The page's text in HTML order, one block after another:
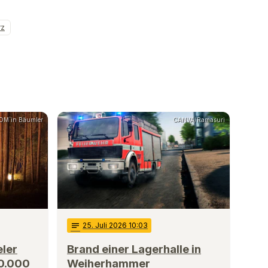
Bäumler CANVA/Ramasuri
notes 25. Juli 2026 10:03
Brand einer Lagerhalle in
Weiherhammer